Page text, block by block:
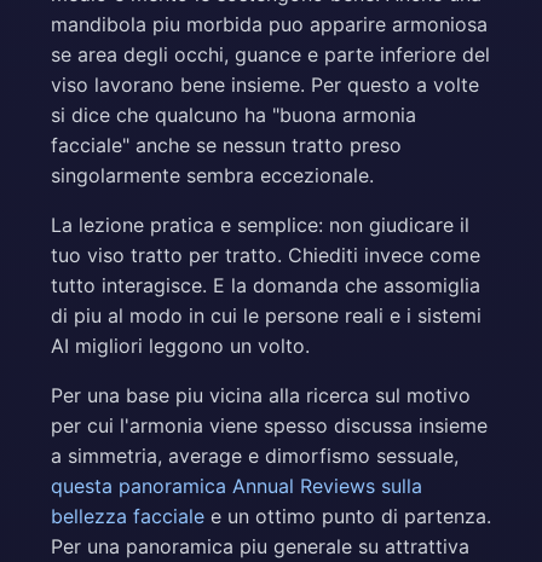
mandibola piu morbida puo apparire armoniosa
se area degli occhi, guance e parte inferiore del
viso lavorano bene insieme. Per questo a volte
si dice che qualcuno ha "buona armonia
facciale" anche se nessun tratto preso
singolarmente sembra eccezionale.
La lezione pratica e semplice: non giudicare il
tuo viso tratto per tratto. Chiediti invece come
tutto interagisce. E la domanda che assomiglia
di piu al modo in cui le persone reali e i sistemi
AI migliori leggono un volto.
Per una base piu vicina alla ricerca sul motivo
per cui l'armonia viene spesso discussa insieme
a simmetria, average e dimorfismo sessuale,
questa panoramica Annual Reviews sulla
bellezza faccialee un ottimo punto di partenza.
Per una panoramica piu generale su attrattiva